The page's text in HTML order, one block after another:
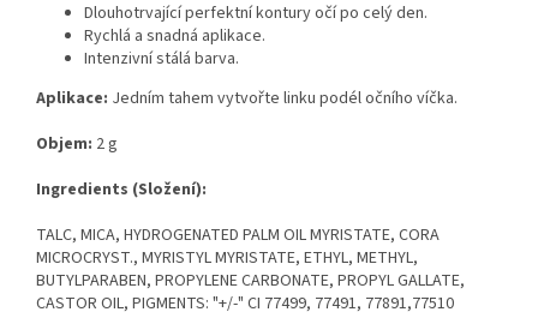
Dlouhotrvající perfektní kontury očí po celý den.
Rychlá a snadná aplikace.
Intenzivní stálá barva.
Aplikace: Jedním tahem vytvořte linku podél očního víčka.
Objem: 2 g
Ingredients (Složení):
TALC, MICA, HYDROGENATED PALM OIL MYRISTATE, CORA
MICROCRYST., MYRISTYL MYRISTATE, ETHYL, METHYL,
BUTYLPARABEN, PROPYLENE CARBONATE, PROPYL GALLATE,
CASTOR OIL, PIGMENTS: "+/-" CI 77499, 77491, 77891,77510